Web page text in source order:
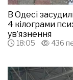
В Одесі
4 кілограми
ув’язнення
18:05 436